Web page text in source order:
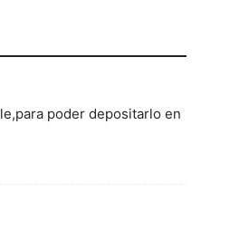
poder depositarlo en